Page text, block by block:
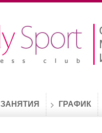
ЗАНЯТИЯ ГРАФИК